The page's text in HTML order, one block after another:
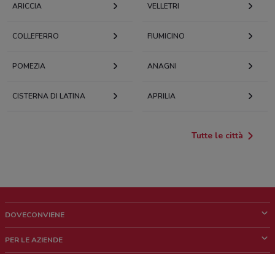
ARICCIA VELLETRI
COLLEFERRO FIUMICINO
POMEZIA ANAGNI
CISTERNA DI LATINA APRILIA
Tutte le città
DOVECONVIENE
PER LE AZIENDE